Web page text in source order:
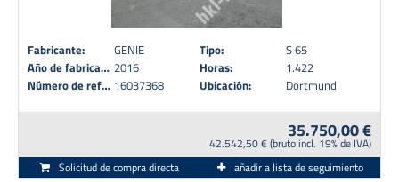
Fabricante: GENIE Tipo:
S 65
Año de fabricación: 2016 Horas:
1.422
Número de referencia: 16037368 Ubicación: Dortmund
35.750,00 €
42.542,50 € (bruto incl. 19% de IVA)
Solicitud de compra directa
añadir a lista de seguimiento